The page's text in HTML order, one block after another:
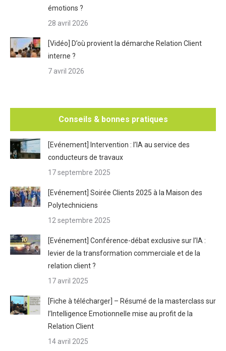
émotions ?
28 avril 2026
[Vidéo] D’où provient la démarche Relation Client
interne ?
7 avril 2026
Conseils & bonnes pratiques
[Evénement] Intervention : l’IA au service des
conducteurs de travaux
17 septembre 2025
[Evénement] Soirée Clients 2025 à la Maison des
Polytechniciens
12 septembre 2025
[Evénement] Conférence-débat exclusive sur l’IA :
levier de la transformation commerciale et de la
relation client ?
17 avril 2025
[Fiche à télécharger] – Résumé de la masterclass sur
l’Intelligence Emotionnelle mise au profit de la
Relation Client
14 avril 2025